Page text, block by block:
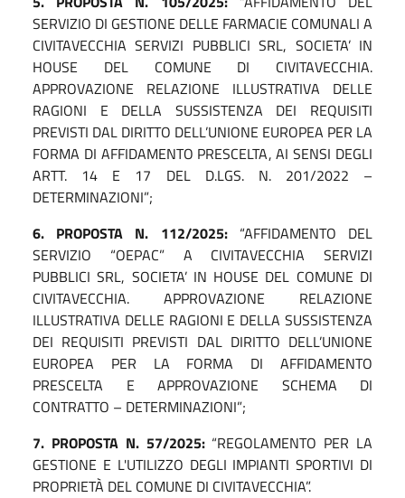
SERVIZIO DI GESTIONE DELLE FARMACIE COMUNALI A
CIVITAVECCHIA SERVIZI PUBBLICI SRL, SOCIETA’ IN
HOUSE DEL COMUNE DI CIVITAVECCHIA.
APPROVAZIONE RELAZIONE ILLUSTRATIVA DELLE
RAGIONI E DELLA SUSSISTENZA DEI REQUISITI
PREVISTI DAL DIRITTO DELL’UNIONE EUROPEA PER LA
FORMA DI AFFIDAMENTO PRESCELTA, AI SENSI DEGLI
ARTT. 14 E 17 DEL D.LGS. N. 201/2022 –
DETERMINAZIONI”;
6. PROPOSTA N. 112/2025:“AFFIDAMENTO DEL
SERVIZIO “OEPAC” A CIVITAVECCHIA SERVIZI
PUBBLICI SRL, SOCIETA’ IN HOUSE DEL COMUNE DI
CIVITAVECCHIA. APPROVAZIONE RELAZIONE
ILLUSTRATIVA DELLE RAGIONI E DELLA SUSSISTENZA
DEI REQUISITI PREVISTI DAL DIRITTO DELL’UNIONE
EUROPEA PER LA FORMA DI AFFIDAMENTO
PRESCELTA E APPROVAZIONE SCHEMA DI
CONTRATTO – DETERMINAZIONI”;
7. PROPOSTA N. 57/2025:“REGOLAMENTO PER LA
GESTIONE E L'UTILIZZO DEGLI IMPIANTI SPORTIVI DI
PROPRIETÀ DEL COMUNE DI CIVITAVECCHIA”.